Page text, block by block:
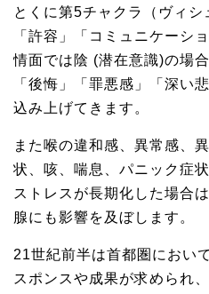
とくに第5チャクラ（ヴィ
「許容」「コミュニケーシ
情面では陰 (潜在意識)の場
「後悔」「罪悪感」「深い
込み上げてきます。
また喉の違和感、異常感、
状、咳、喘息、パニック症
ストレスが長期化した場合
腺にも影響を及ぼします。
21世紀前半は首都圏におい
スポンスや成果が求められ